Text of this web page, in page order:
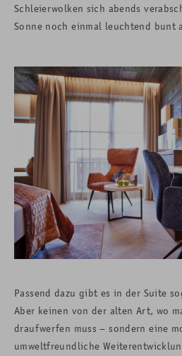
Schleierwolken sich abends
Sonne noch einmal leuchtend bunt
Passend dazu gibt es in der Suite
Aber keinen von der alten Art, wo
draufwerfen muss – sondern eine
umweltfreundliche